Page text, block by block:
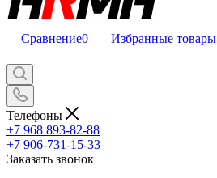
Сравнение0 Избранные товары
Телефоны
+7 968 893-82-88
+7 906-731-15-33
Заказать звонок